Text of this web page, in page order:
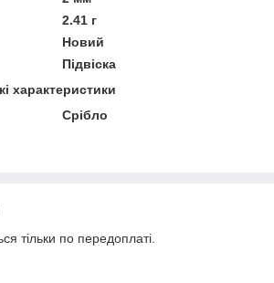
2.41 г
Новий
Підвіска
характеристики
Срібло
тільки по передоплаті.